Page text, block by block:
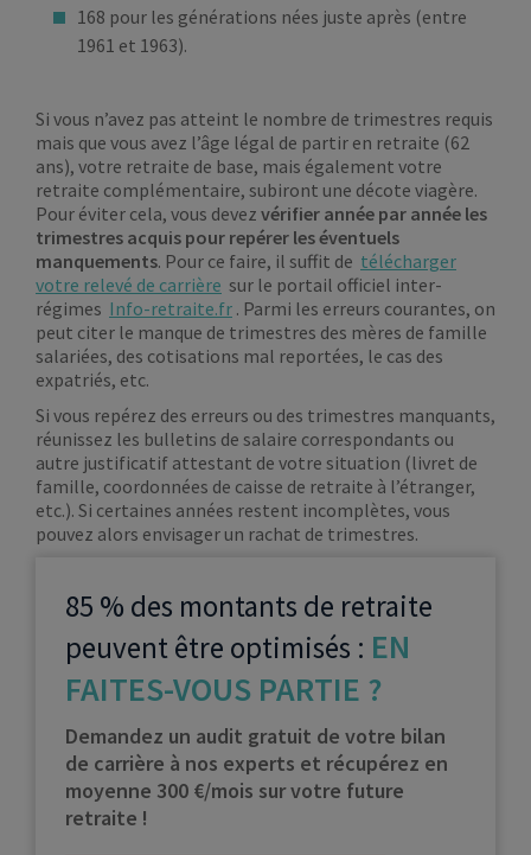
168 pour les générations nées juste après (entre
1961 et 1963).
Si vous n’avez pas atteint le nombre de trimestres requis
mais que vous avez l’âge légal de partir en retraite (62
ans), votre retraite de base, mais également votre
retraite complémentaire, subiront une décote viagère.
Pour éviter cela, vous devez vérifier année par année les
trimestres acquis pour repérer les éventuels
manquements. Pour ce faire, il suffit de télécharger
votre relevé de carrière sur le portail officiel inter-
régimes Info-retraite.fr . Parmi les erreurs courantes, on
peut citer le manque de trimestres des mères de famille
salariées, des cotisations mal reportées, le cas des
expatriés, etc.
Si vous repérez des erreurs ou des trimestres manquants,
réunissez les bulletins de salaire correspondants ou
autre justificatif attestant de votre situation (livret de
famille, coordonnées de caisse de retraite à l’étranger,
etc.). Si certaines années restent incomplètes, vous
pouvez alors envisager un rachat de trimestres.
85 % des montants de retraite
peuvent être optimisés : EN
FAITES-VOUS PARTIE ?
Demandez un audit gratuit de votre bilan
de carrière à nos experts et récupérez en
moyenne 300 €/mois sur votre future
retraite !